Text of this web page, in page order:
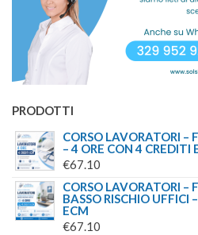
PRODOTTI
CORSO LAVORATORI –
– 4 ORE CON 4 CREDITI
€67.10
CORSO LAVORATORI –
BASSO RISCHIO UFFICI
ECM
€67.10